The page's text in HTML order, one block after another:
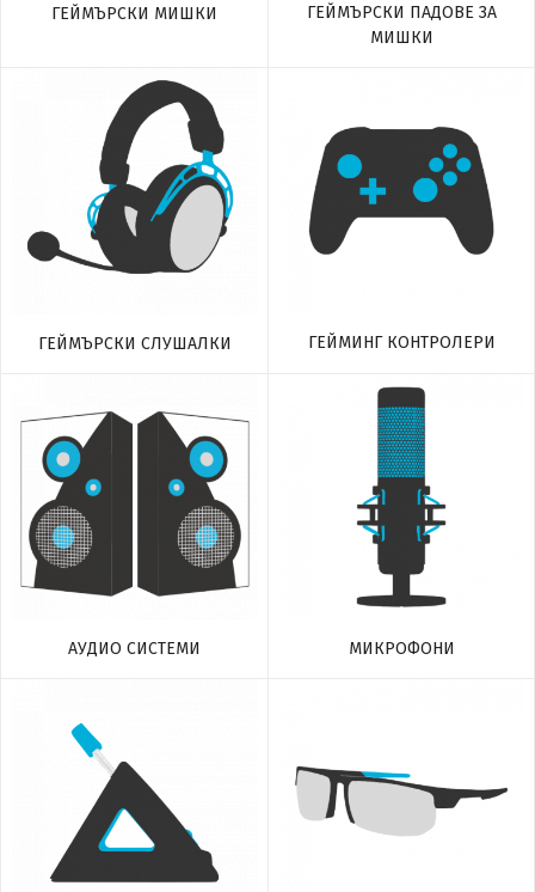
ГЕЙМЪРСКИ МИШКИ
ГЕЙМЪРСКИ ПАДОВЕ ЗА
МИШКИ
ГЕЙМЪРСКИ СЛУШАЛКИ ГЕЙМИНГ КОНТРОЛЕРИ
АУДИО СИСТЕМИ МИКРОФОНИ